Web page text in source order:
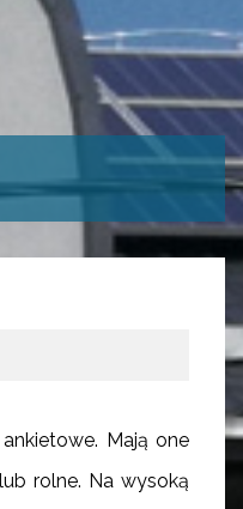
Mają one
rolne. Na wysoką